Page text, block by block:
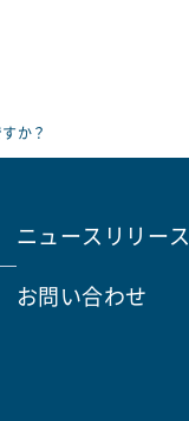
か？
ニュースリリース
お問い合わせ